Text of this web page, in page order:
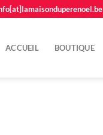
ACCUEIL BOUTIQUE